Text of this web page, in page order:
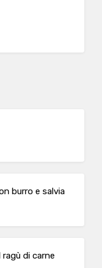
burro e salvia
di carne